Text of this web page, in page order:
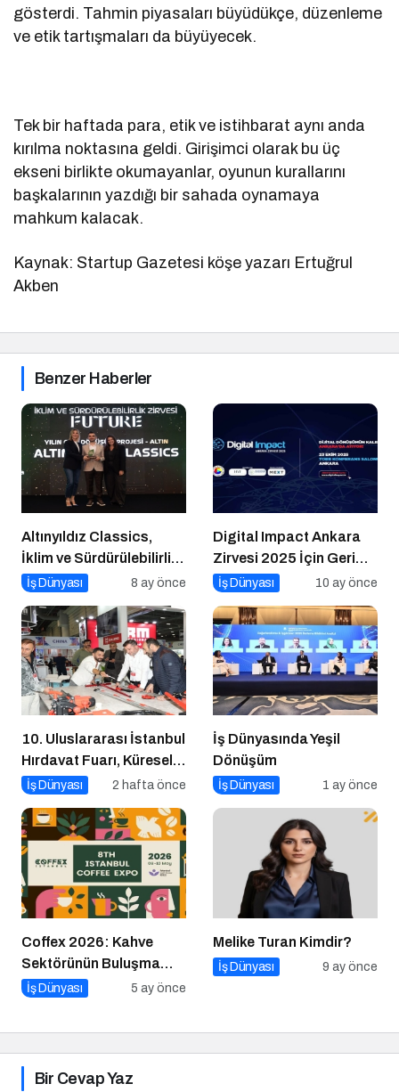
gösterdi. Tahmin piyasaları büyüdükçe, düzenleme
ve etik tartışmaları da büyüyecek.
Tek bir haftada para, etik ve istihbarat aynı anda
kırılma noktasına geldi. Girişimci olarak bu üç
ekseni birlikte okumayanlar, oyunun kurallarını
başkalarının yazdığı bir sahada oynamaya
mahkum kalacak.
Kaynak: Startup Gazetesi köşe yazarı Ertuğrul
Akben
Benzer Haberler
Altınyıldız Classics,
İklim ve Sürdürülebilirlik
Ödülleri’nde “Yılın Geri
Kategorisinde Altın Ödül
Kazandı
İş Dünyası 8 ay önce
Digital Impact Ankara
Zirvesi 2025 İçin Geri
Sayım!
İş Dünyası 10 ay önce
10. Uluslararası İstanbul
Hırdavat Fuarı, Küresel
Ticaretin Yeni Merkezi
İş Dünyası 2 hafta önce
İş Dünyasında Yeşil
Dönüşüm
İş Dünyası 1 ay önce
Coffex 2026: Kahve
Sektörünün Buluşma
Noktası
İş Dünyası 5 ay önce
Melike Turan Kimdir?
İş Dünyası 9 ay önce
Bir Cevap Yaz